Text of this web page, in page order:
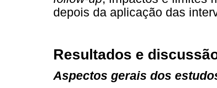
depois da aplicação das
Resultados e
Aspectos gerais dos